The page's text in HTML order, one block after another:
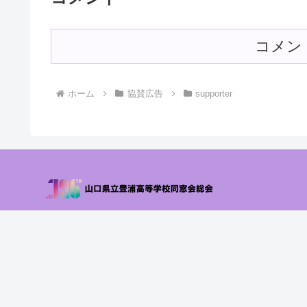
コメン
ホーム 協賛広告 supporter